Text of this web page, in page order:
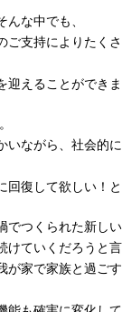
んな中でも、
ご支持によりたく
迎えることができま
いながら、社会的
回復して欲しい！と
でつくられた新し
けていくだろうと言
が家で家族と過ご